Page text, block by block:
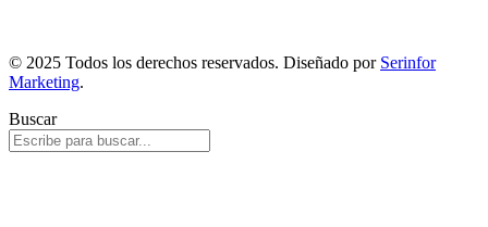
© 2025 Todos los derechos reservados. Diseñado por Serinfor
Marketing.
Buscar